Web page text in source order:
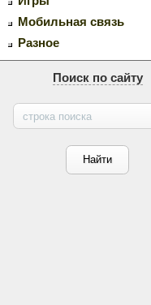
Мобильная связь
Разное
Поиск по сайту